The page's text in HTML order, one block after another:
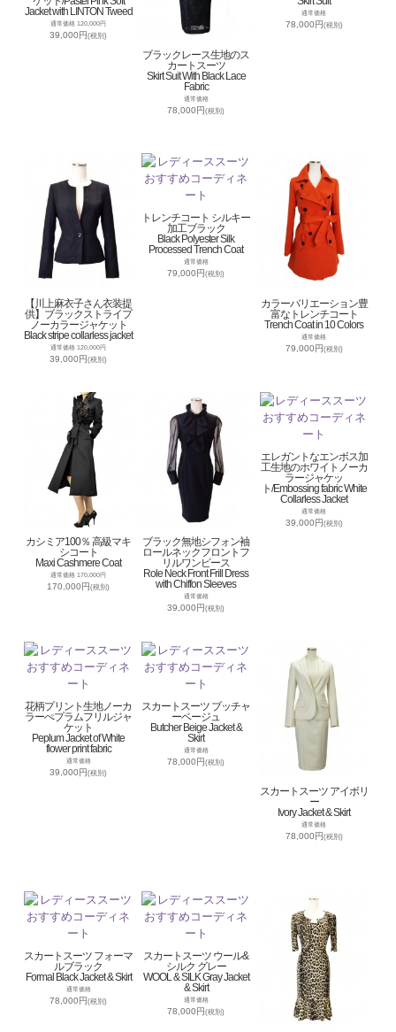
Jacket with LINTON Tweed
通常価格 120,000円
39,000円(税別)
ブラックレース生地のス
カートスーツ
Skirt Suit With Black Lace
Fabric
通常価格
78,000円(税別)
通常価格
78,000円(税別)
【川上麻衣子さん衣装提
供】ブラックストライプ
ノーカラージャケット
Black stripe collarless jacket
通常価格 120,000円
39,000円(税別)
トレンチコート シルキー
加工ブラック
Black Polyester Silk
Processed Trench Coat
通常価格
79,000円(税別)
カラーバリエーション豊
富なトレンチコート
Trench Coat in 10 Colors
通常価格
79,000円(税別)
カシミア100％ 高級マキ
シコート
Maxi Cashmere Coat
通常価格 170,000円
170,000円(税別)
ブラック無地シフォン袖
ロールネックフロントフ
リルワンピース
Role Neck Front Frill Dress
with Chiffon Sleeves
通常価格
39,000円(税別)
エレガントなエンボス加
工生地のホワイトノーカ
ラージャケッ
ト/Embossing fabric White
Collarless Jacket
通常価格
39,000円(税別)
花柄プリント生地ノーカ
ラーぺプラムフリルジャ
ケット
Peplum Jacket of White
flower print fabric
通常価格
39,000円(税別)
スカートスーツ ブッチャ
ーベージュ
Butcher Beige Jacket &
Skirt
通常価格
78,000円(税別)
スカートスーツ アイボリ
ー
Ivory Jacket & Skirt
通常価格
78,000円(税別)
スカートスーツ フォーマ
ルブラック
Formal Black Jacket & Skirt
通常価格
78,000円(税別)
スカートスーツ ウール&
シルク グレー
WOOL & SILK Gray Jacket
& Skirt
通常価格
78,000円(税別)